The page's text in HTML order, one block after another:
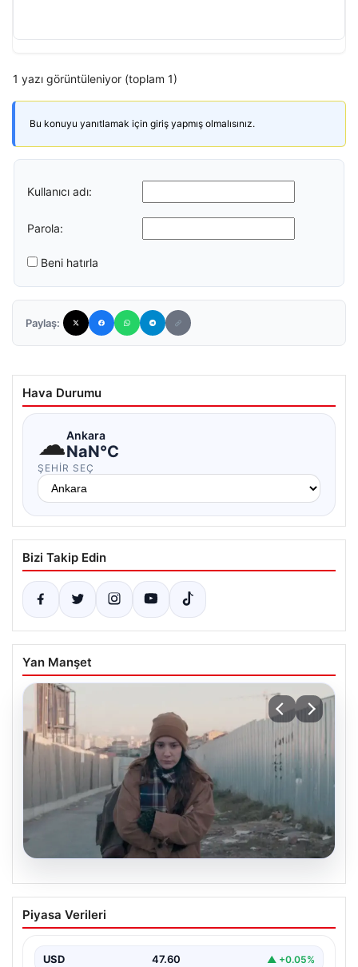
1 yazı görüntüleniyor (toplam 1)
Bu konuyu yanıtlamak için giriş yapmış olmalısınız.
Kullanıcı adı:
Parola:
Beni hatırla
Paylaş:
Hava Durumu
☁Ankara
NaN°C
ŞEHIR SEÇ
Bizi Takip Edin
Yan Manşet
05.08.2026
Türk sinemasında farklı bir imza: Ceylan
Özgün Özçelik’in en iyi filmleri
Piyasa Verileri
USD 47.60 ▲ +0.05%